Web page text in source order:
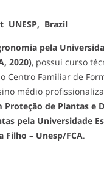
UNESP, Brazil
pela
2020), possui curso
Centro Familiar de
médio
Proteção de Plantas e
pela Universidade
Filho – Unesp/FCA.